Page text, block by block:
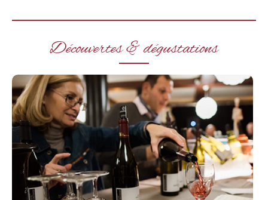
Découvertes & dégustations